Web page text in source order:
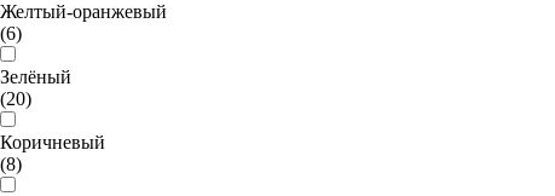
Желтый-оранжевый
(6)
Зелёный
(20)
Коричневый
(8)